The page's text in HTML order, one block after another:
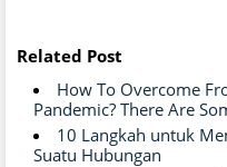
Related Post
How To Overcome
Pandemic? There Are
10 Langkah untuk
Suatu Hubungan